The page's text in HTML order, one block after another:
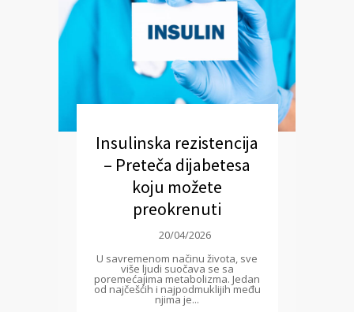
Insulinska rezistencija
– Preteča dijabetesa
koju možete
preokrenuti
20/04/2026
U savremenom načinu života, sve
više ljudi suočava se sa
poremećajima metabolizma. Jedan
od najčešćih i najpodmuklijih među
njima je...